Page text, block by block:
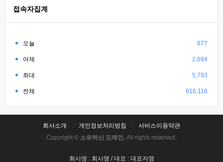
접속자집계
오늘 877
어제 2,694
최대 5,793
전체 616,116
회사소개 개인정보처리방침
서비스이용약관
Copyright © 소유하신 도메인. All rights reserved.
회사명 : 회사명 / 대표 : 대표자명